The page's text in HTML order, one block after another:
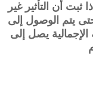
؛ إذا ثبت أن التأثير غير
كل 30-60 دقيقة حتى يتم الوصول إلى
يصل إلى